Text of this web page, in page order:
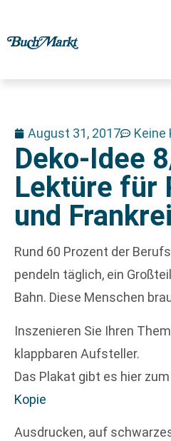
August 31, 2017 Keine
Deko-Idee
Lektüre für
und
Rund 60 Prozent der
pendeln täglich, ein
Bahn. Diese Menschen
Inszenieren Sie Ihren
klappbaren Aufsteller.
Das Plakat gibt es hier
Kopie
Ausdrucken, auf